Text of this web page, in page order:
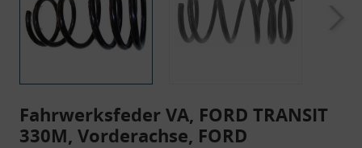
Fahrwerksfeder VA, FORD TRANSIT
330M, Vorderachse, FORD